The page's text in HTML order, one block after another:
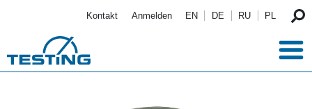
Kontakt Anmelden EN DE RU PL